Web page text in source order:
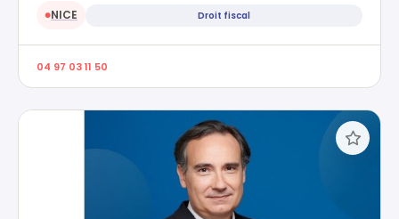
●NICE Droit fiscal
04 97 03 11 50